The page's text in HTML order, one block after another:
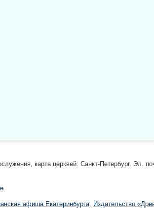
карта церквей. Санкт-Петербург. Эл.
афиша Екатеринбургa, Издательство